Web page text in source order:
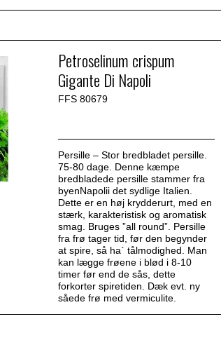
Petroselinum crispum
Gigante Di Napoli
FFS 80679
Persille – Stor bredbladet persille.
75-80 dage. Denne kæmpe
bredbladede persille stammer fra
byenNapolii det sydlige Italien.
Dette er en høj krydderurt, med en
stærk, karakteristisk og aromatisk
smag. Bruges ”all round”. Persille
fra frø tager tid, før den begynder
at spire, så ha` tålmodighed. Man
kan lægge frøene i blød i 8-10
timer før end de sås, dette
forkorter spiretiden. Dæk evt. ny
såede frø med vermiculite.